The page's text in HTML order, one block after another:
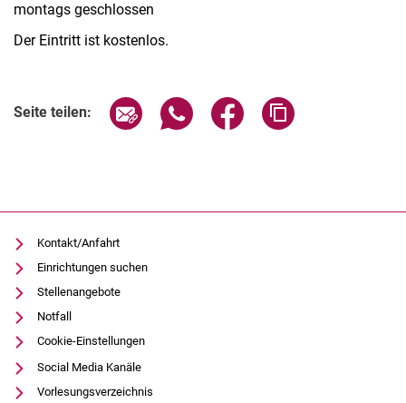
montags geschlossen
Der Eintritt ist kostenlos.
Seite teilen: Seite über E-Mail teilen
Seite über WhatsApp teilen
Seite über Facebook
Kontakt/Anfahrt
Einrichtungen suchen
Stellenangebote
Notfall
Cookie-Einstellungen
Social Media Kanäle
Vorlesungsverzeichnis